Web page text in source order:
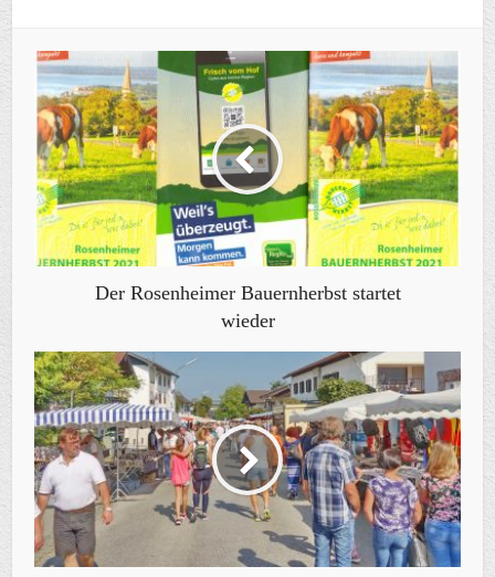
Der Rosenheimer Bauernherbst startet
wieder